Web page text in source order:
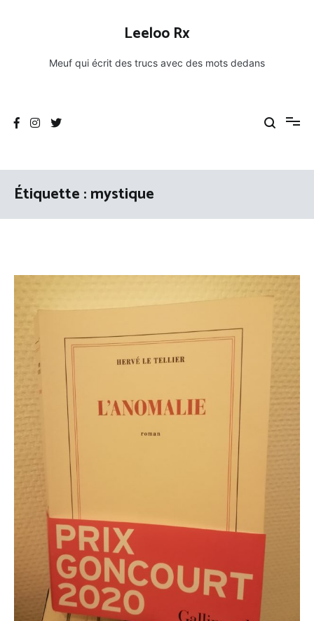
Leeloo Rx
Meuf qui écrit des trucs avec des mots dedans
Étiquette :mystique